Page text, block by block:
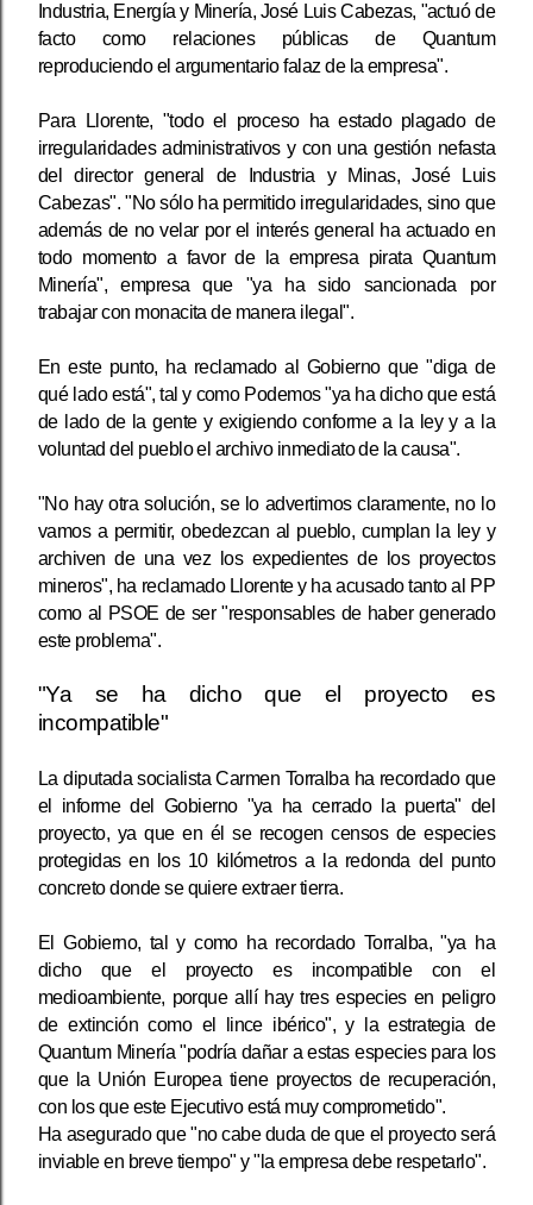
Industria, Energía y Minería, José Luis Cabezas, "actuó de
facto como relaciones públicas de Quantum
reproduciendo el argumentario falaz de la empresa".
Para Llorente, "todo el proceso ha estado plagado de
irregularidades administrativos y con una gestión nefasta
del director general de Industria y Minas, José Luis
Cabezas". "No sólo ha permitido irregularidades, sino que
además de no velar por el interés general ha actuado en
todo momento a favor de la empresa pirata Quantum
Minería", empresa que "ya ha sido sancionada por
trabajar con monacita de manera ilegal".
En este punto, ha reclamado al Gobierno que "diga de
qué lado está", tal y como Podemos "ya ha dicho que está
de lado de la gente y exigiendo conforme a la ley y a la
voluntad del pueblo el archivo inmediato de la causa".
"No hay otra solución, se lo advertimos claramente, no lo
vamos a permitir, obedezcan al pueblo, cumplan la ley y
archiven de una vez los expedientes de los proyectos
mineros", ha reclamado Llorente y ha acusado tanto al PP
como al PSOE de ser "responsables de haber generado
este problema".
"Ya se ha dicho que el proyecto es
incompatible"
La diputada socialista Carmen Torralba ha recordado que
el informe del Gobierno "ya ha cerrado la puerta" del
proyecto, ya que en él se recogen censos de especies
protegidas en los 10 kilómetros a la redonda del punto
concreto donde se quiere extraer tierra.
El Gobierno, tal y como ha recordado Torralba, "ya ha
dicho que el proyecto es incompatible con el
medioambiente, porque allí hay tres especies en peligro
de extinción como el lince ibérico", y la estrategia de
Quantum Minería "podría dañar a estas especies para los
que la Unión Europea tiene proyectos de recuperación,
con los que este Ejecutivo está muy comprometido".
Ha asegurado que "no cabe duda de que el proyecto será
inviable en breve tiempo" y "la empresa debe respetarlo".